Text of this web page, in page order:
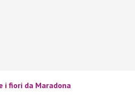
i fiori da Maradona